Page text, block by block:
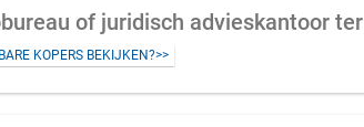
of juridisch advieskantoor
KOPERS BEKIJKEN?>>